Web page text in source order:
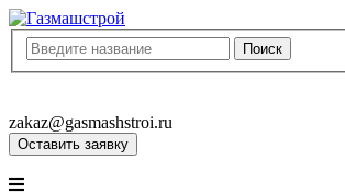
zakaz@gasmashstroi.ru
Оставить заявку